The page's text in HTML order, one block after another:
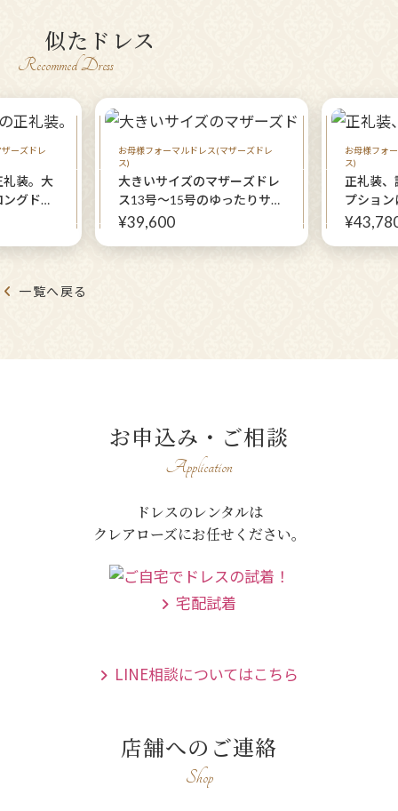
似たドレス
Recommed Dress
ーズドレ
装。大
グドレ
お母様フォーマルドレス(マザーズドレ
ス)
大きいサイズのマザーズドレ
ス13号～15号のゆったりサイ
ズ！正礼装【パティオローレ
¥39,600
お母様フォ
ス)
正礼装
プショ
花々をま
一覧へ戻る
お申込み・ご相談
Application
ドレスのレンタルは
クレアローズにお任せください。
宅配試着
LINE相談についてはこちら
店舗へのご連絡
Shop